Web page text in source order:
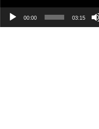
00:00 03:15